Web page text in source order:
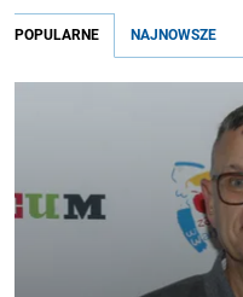
POPULARNE NAJNOWSZE